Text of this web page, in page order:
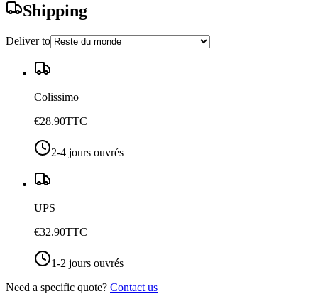
Shipping
Deliver to
Colissimo
€28.90TTC
2-4 jours ouvrés
UPS
€32.90TTC
1-2 jours ouvrés
Need a specific quote? Contact us